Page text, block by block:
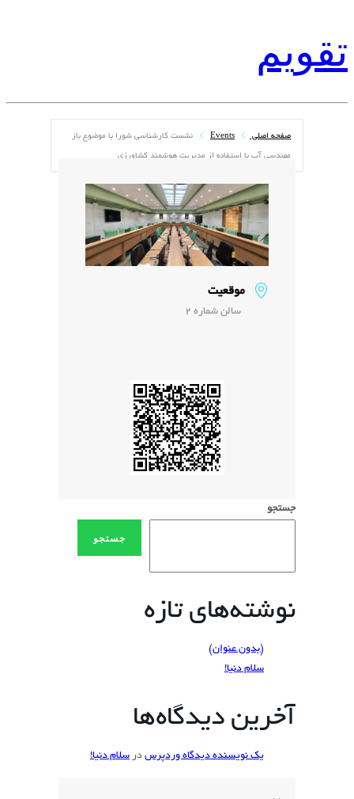
تقویم
صفحه اصلی Events نشست کارشناسی شورا با موضوع باز
مهندسی آب با استفاده از مدیریت هوشمند کشاورزی
موقعیت
سالن شماره 2
جستجو
جستجو
نوشته‌های تازه
(بدون عنوان)
سلام دنیا!
آخرین دیدگاه‌ها
یک نویسنده دیدگاه وردپرس در سلام دنیا!